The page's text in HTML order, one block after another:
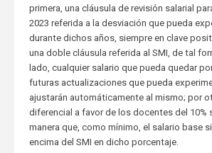
primera, una cláusula de revisión salarial
2023 referida a la desviación que pueda
durante dichos años, siempre en clave
una doble cláusula referida al SMI, de tal
lado, cualquier salario que pueda quedar
futuras actualizaciones que pueda
ajustarán automáticamente al mismo; por
diferencial a favor de los docentes del 10%
manera que, como mínimo, el salario base
encima del SMI en dicho porcentaje.